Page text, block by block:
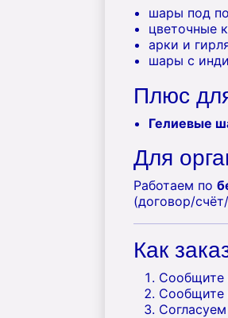
шары под
цветочные
арки и
шары с
Плюс
Гелиевые
Для
Работаем по
(договор/
Как
Сообщите
Сообщите